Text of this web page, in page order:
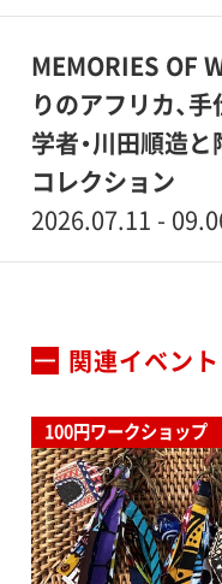
MEMORIES OF
りのアフリカ、
学者・川田順造と
コレクション
2026.07.11 -
関連イベント
100円ワークショップ